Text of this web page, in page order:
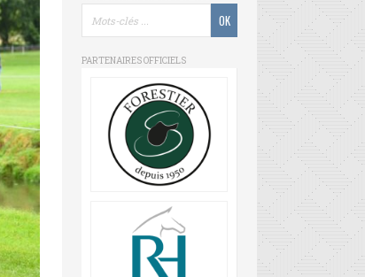
PARTENAIRES OFFICIELS